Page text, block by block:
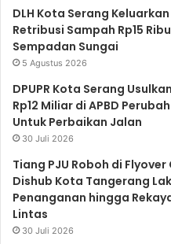
b
o
o
k
t
r
DLH Kota Serang
Retribusi Sampah Rp15
Sempadan Sungai
5 Agustus 2026
DPUPR Kota Serang
Rp12 Miliar di APBD
Untuk Perbaikan Jalan
30 Juli 2026
Tiang PJU Roboh di
Dishub Kota Tangerang
Penanganan hingga
Lintas
30 Juli 2026